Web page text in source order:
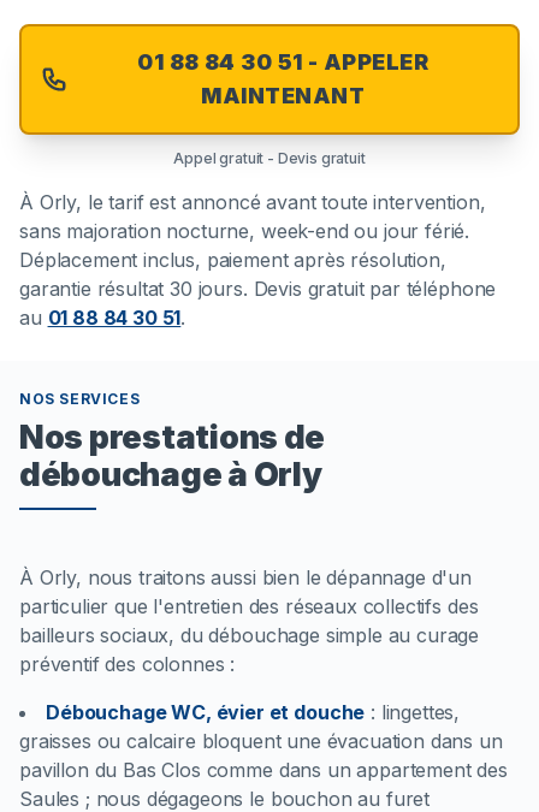
01 88 84 30 51 - APPELER
MAINTENANT
Appel gratuit - Devis gratuit
À Orly, le tarif est annoncé avant toute intervention,
sans majoration nocturne, week-end ou jour férié.
Déplacement inclus, paiement après résolution,
garantie résultat 30 jours. Devis gratuit par téléphone
au 01 88 84 30 51.
NOS SERVICES
Nos prestations de
débouchage à Orly
À Orly, nous traitons aussi bien le dépannage d'un
particulier que l'entretien des réseaux collectifs des
bailleurs sociaux, du débouchage simple au curage
préventif des colonnes :
Débouchage WC, évier et douche : lingettes,
graisses ou calcaire bloquent une évacuation dans un
pavillon du Bas Clos comme dans un appartement des
Saules ; nous dégageons le bouchon au furet